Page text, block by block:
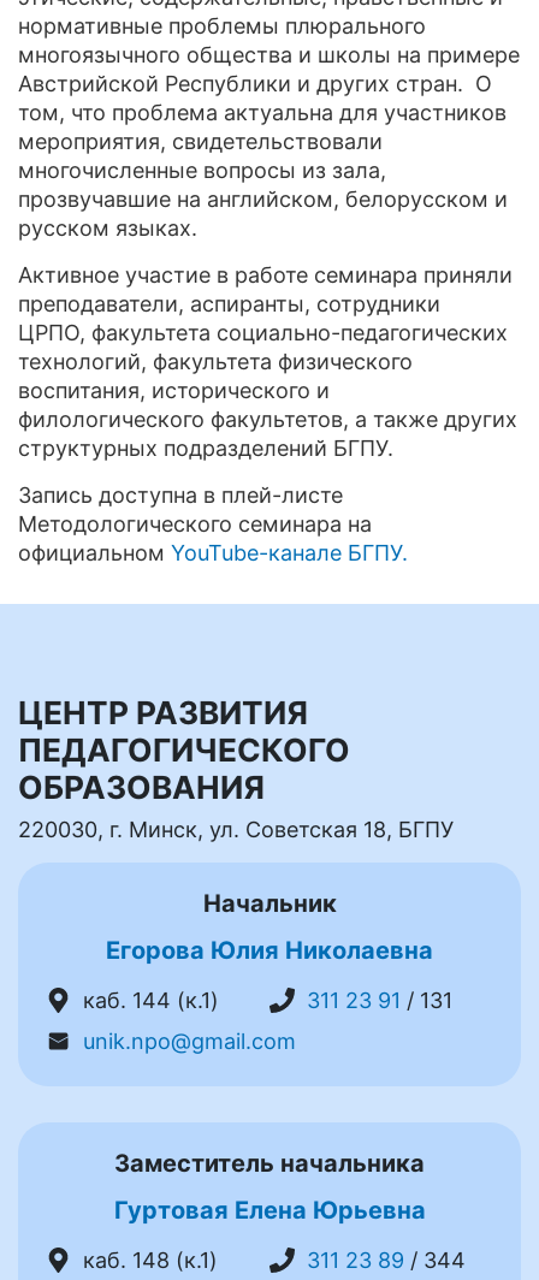
нормативные проблемы плюрального
многоязычного общества и школы на примере
Австрийской Республики и других стран. О
том, что проблема актуальна для участников
мероприятия, свидетельствовали
многочисленные вопросы из зала,
прозвучавшие на английском, белорусском и
русском языках.
Активное участие в работе семинара приняли
преподаватели, аспиранты, сотрудники
ЦРПО, факультета социально-педагогических
технологий, факультета физического
воспитания, исторического и
филологического факультетов, а также других
структурных подразделений БГПУ.
Запись доступна в плей-листе
Методологического семинара на
официальном YouTube-канале БГПУ.
ЦЕНТР РАЗВИТИЯ
ПЕДАГОГИЧЕСКОГО
ОБРАЗОВАНИЯ
220030, г. Минск, ул. Советская 18, БГПУ
Начальник
Егорова Юлия Николаевна
каб. 144 (к.1) 311 23 91 / 131
unik.npo@gmail.com
Заместитель начальника
Гуртовая Елена Юрьевна
каб. 148 (к.1) 311 23 89 / 344